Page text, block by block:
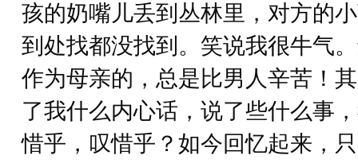
孩的奶嘴儿丢到丛林里，对方的
到处找都没找到。笑说我很牛气
作为母亲的，总是比男人辛苦！
了我什么内心话，说了些什么事
惜乎，叹惜乎？如今回忆起来，